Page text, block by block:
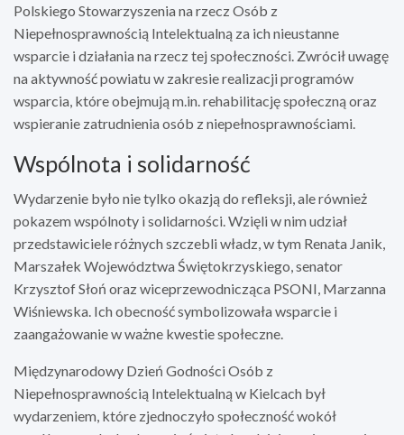
Polskiego Stowarzyszenia na rzecz Osób z
Niepełnosprawnością Intelektualną za ich nieustanne
wsparcie i działania na rzecz tej społeczności. Zwrócił uwagę
na aktywność powiatu w zakresie realizacji programów
wsparcia, które obejmują m.in. rehabilitację społeczną oraz
wspieranie zatrudnienia osób z niepełnosprawnościami.
Wspólnota i solidarność
Wydarzenie było nie tylko okazją do refleksji, ale również
pokazem wspólnoty i solidarności. Wzięli w nim udział
przedstawiciele różnych szczebli władz, w tym Renata Janik,
Marszałek Województwa Świętokrzyskiego, senator
Krzysztof Słoń oraz wiceprzewodnicząca PSONI, Marzanna
Wiśniewska. Ich obecność symbolizowała wsparcie i
zaangażowanie w ważne kwestie społeczne.
Międzynarodowy Dzień Godności Osób z
Niepełnosprawnością Intelektualną w Kielcach był
wydarzeniem, które zjednoczyło społeczność wokół